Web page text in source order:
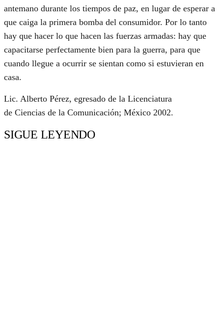
antemano durante los tiempos de paz, en lugar de esperar a
que caiga la primera bomba del consumidor. Por lo tanto
hay que hacer lo que hacen las fuerzas armadas: hay que
capacitarse perfectamente bien para la guerra, para que
cuando llegue a ocurrir se sientan como si estuvieran en
casa.
Lic. Alberto Pérez, egresado de la Licenciatura
de Ciencias de la Comunicación; México 2002.
SIGUE LEYENDO